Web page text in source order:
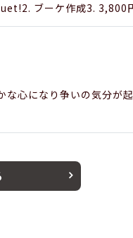
ブーケ作成3. 3,800
心になり争いの気分が